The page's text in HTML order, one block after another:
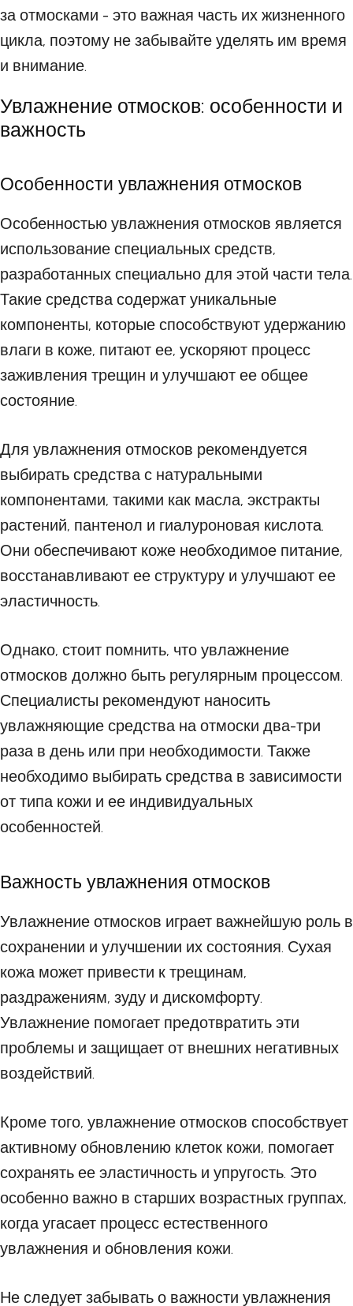
за отмосками - это важная часть их жизненного
цикла, поэтому не забывайте уделять им время
и внимание.
Увлажнение отмосков: особенности и
важность
Особенности увлажнения отмосков
Особенностью увлажнения отмосков является
использование специальных средств,
разработанных специально для этой части тела.
Такие средства содержат уникальные
компоненты, которые способствуют удержанию
влаги в коже, питают ее, ускоряют процесс
заживления трещин и улучшают ее общее
состояние.
Для увлажнения отмосков рекомендуется
выбирать средства с натуральными
компонентами, такими как масла, экстракты
растений, пантенол и гиалуроновая кислота.
Они обеспечивают коже необходимое питание,
восстанавливают ее структуру и улучшают ее
эластичность.
Однако, стоит помнить, что увлажнение
отмосков должно быть регулярным процессом.
Специалисты рекомендуют наносить
увлажняющие средства на отмоски два-три
раза в день или при необходимости. Также
необходимо выбирать средства в зависимости
от типа кожи и ее индивидуальных
особенностей.
Важность увлажнения отмосков
Увлажнение отмосков играет важнейшую роль в
сохранении и улучшении их состояния. Сухая
кожа может привести к трещинам,
раздражениям, зуду и дискомфорту.
Увлажнение помогает предотвратить эти
проблемы и защищает от внешних негативных
воздействий.
Кроме того, увлажнение отмосков способствует
активному обновлению клеток кожи, помогает
сохранять ее эластичность и упругость. Это
особенно важно в старших возрастных группах,
когда угасает процесс естественного
увлажнения и обновления кожи.
Не следует забывать о важности увлажнения